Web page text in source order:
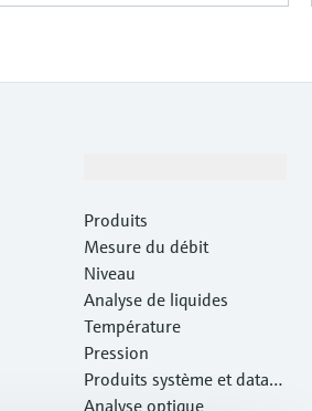
Produits
Mesure du débit
Niveau
Analyse de liquides
Température
Pression
Produits système et data
managers
Analyse optique